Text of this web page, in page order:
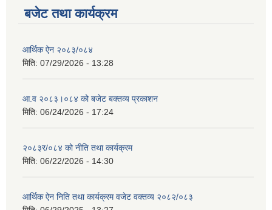
बजेट तथा कार्यक्रम
आर्थिक ऐन २०८३/०८४
मिति: 07/29/2026 - 13:28
आ.व २०८३।०८४ को बजेट बक्तव्य प्रकाशन
मिति: 06/24/2026 - 17:24
२०८३र/०८४ को नीति तथा कार्यक्रम
मिति: 06/22/2026 - 14:30
आर्थिक ऐन निति तथा कार्यक्रम वजेट वक्तव्य २०८२/०८३